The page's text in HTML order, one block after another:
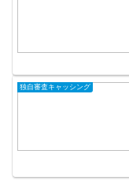
独自審査キャッシング